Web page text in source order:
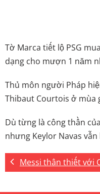
Tờ Marca tiết lộ PSG
dạng cho mượn 1 năm
Thủ môn người Pháp
Thibaut Courtois ở mùa
Dù từng là công thần
nhưng Keylor Navas
Messi thân thiết với